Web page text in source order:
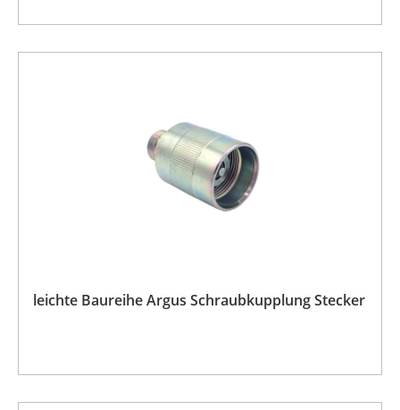
leichte Baureihe Argus Schraubkupplung Stecker